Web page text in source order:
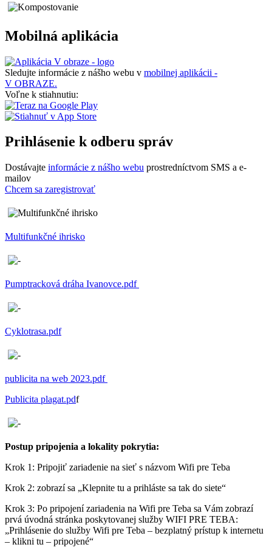
Mobilná aplikácia
Sledujte informácie z nášho webu v mobilnej aplikácii -
V OBRAZE.
Voľne k stiahnutiu:
Prihlásenie k odberu správ
Dostávajte informácie z nášho webu prostredníctvom SMS a e-
mailov
Chcem sa zaregistrovať
Multifunkčné ihrisko
Pumptracková dráha Ivanovce.pdf
Cyklotrasa.pdf
publicita na web 2023.pdf
Publicita plagat.pdf
Postup pripojenia a lokality pokrytia:
Krok 1: Pripojiť zariadenie na sieť s názvom Wifi pre Teba
Krok 2: zobrazí sa „Klepnite tu a prihláste sa tak do siete“
Krok 3: Po pripojení zariadenia na Wifi pre Teba sa Vám zobrazí
prvá úvodná stránka poskytovanej služby WIFI PRE TEBA:
„Prihlásenie do služby Wifi pre Teba – bezplatný prístup k internetu
– klikni tu – pripojené“